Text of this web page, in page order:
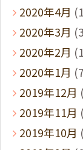
2020年4月
2020年3月
2020年2月
2020年1月
2019年12月
2019年11月
2019年10月